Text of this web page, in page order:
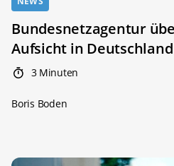
Bundesnetzagentur
Aufsicht in Deutschland
3 Minuten
Boris Boden